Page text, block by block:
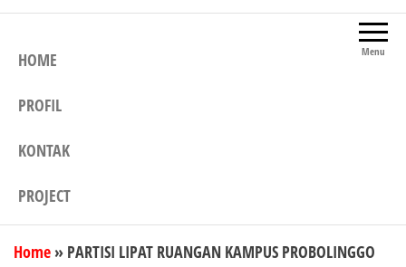
Menu
HOME
PROFIL
KONTAK
PROJECT
Home » PARTISI LIPAT RUANGAN KAMPUS PROBOLINGGO